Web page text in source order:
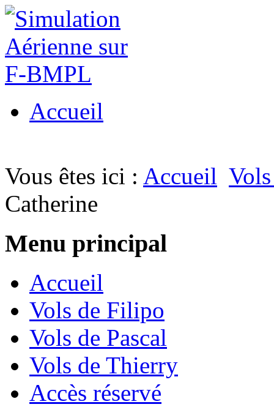
Accueil
Vous êtes ici : Accueil
Catherine
Menu principal
Accueil
Vols de Filipo
Vols de Pascal
Vols de Thierry
Accès réservé